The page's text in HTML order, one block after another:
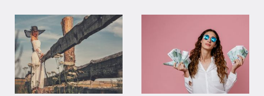
pot genera din
asta.